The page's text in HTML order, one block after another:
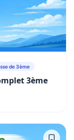
de 3ème
3ème